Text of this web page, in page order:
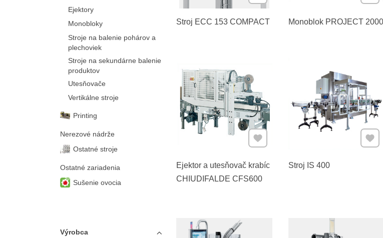
Stroj ECC 153 COMPACT Monoblok PROJECT 2000
Ejektor a utesňovač krabíc
CHIUDIFALDE CFS600
Pridať k Obľúbeným
Stroj IS 400
Ejektory
Monobloky
Stroje na balenie pohárov a
plechoviek
Stroje na sekundárne balenie
produktov
Utesňovače
Vertikálne stroje
Printing
Nerezové nádrže
Ostatné stroje
Ostatné zariadenia
Sušenie ovocia
Výrobca